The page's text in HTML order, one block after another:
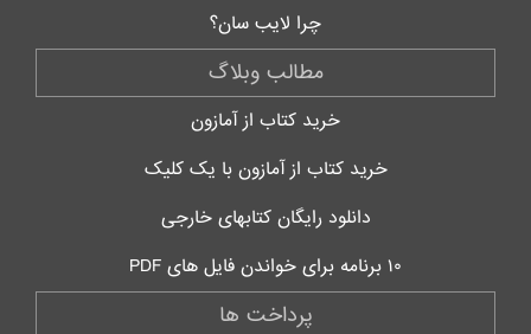
چرا لایب سان؟
مطالب وبلاگ
خرید کتاب از آمازون
خرید کتاب از آمازون با یک کلیک
دانلود رایگان کتابهای خارجی
۱۰ برنامه برای خواندن فایل های PDF
پرداخت ها